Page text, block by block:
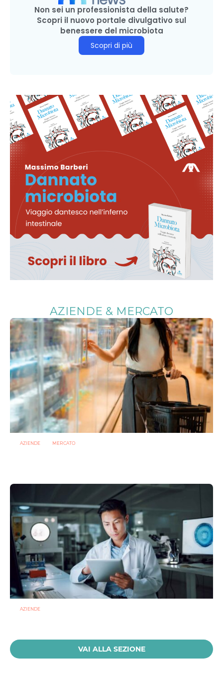
Non sei un professionista della salute?
Scopri il nuovo portale divulgativo sul
benessere del microbiota
Scopri di più
AZIENDE & MERCATO
AZIENDE MERCATO
AZIENDE
VAI ALLA SEZIONE